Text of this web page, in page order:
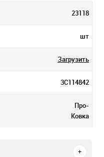
23118
шт
Загрузить
3С114842
Про-
Ковка